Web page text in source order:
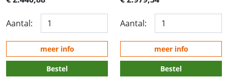
Aantal:
meer info
Bestel
Aantal:
meer info
Bestel